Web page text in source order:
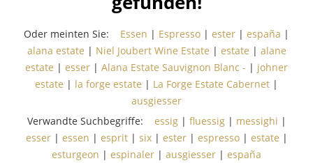
Oder meinten Sie: Essen | Espresso | ester | españa |
alana estate | Niel Joubert Wine Estate | estate | alane
estate | esser | Alana Estate Sauvignon Blanc - | johner
estate | la forge estate | La Forge Estate Cabernet |
ausgiesser
Verwandte Suchbegriffe:
essig| fluessig| messighi |
esser| essen | esprit| six| ester| espresso| estate |
esturgeon | espinaler | ausgiesser | españa